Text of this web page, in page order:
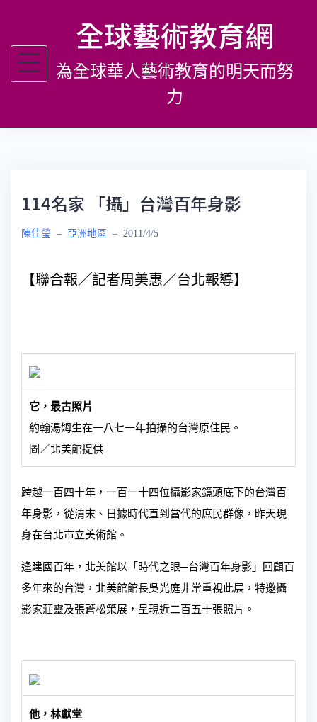
主
全球藝術教育網
為全球華人藝術教育的明天而努
力
114名家 「攝」台灣百年身影
陳佳瑩 – 亞洲地區 – 2011/4/5
【聯合報╱記者周美惠／台北報導】
它，最古照片
約翰湯姆生在一八七一年拍攝的台灣原住民。
圖／北美館提供
跨越一百四十年，一百一十四位攝影家鏡頭底下的台灣百
年身影，從清末、日據時代直到當代的庶民群像，昨天現
身在台北市立美術館。
逢建國百年，北美館以「時代之眼─台灣百年身影」回顧百
多年來的台灣，北美館館長吳光庭非常重視此展，特邀攝
影家莊靈及張蒼松策展，呈現近二百五十張照片。
他，林獻堂